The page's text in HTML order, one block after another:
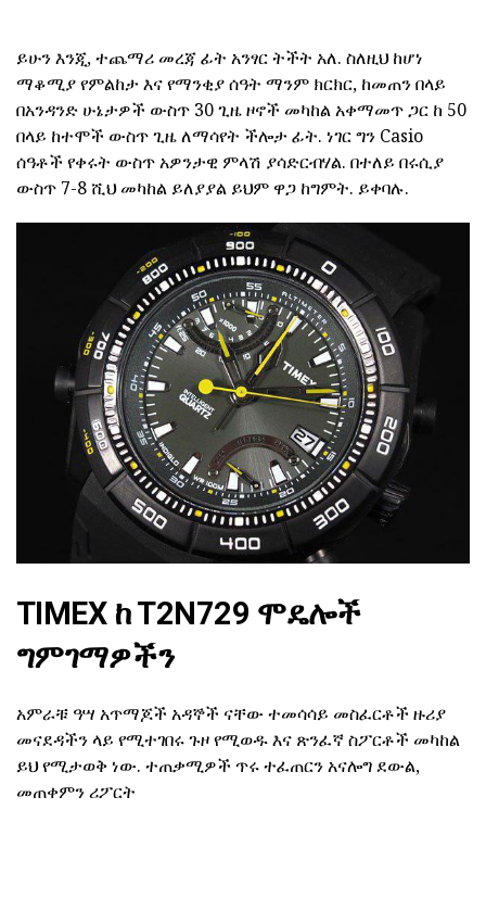
ይሁን እንጂ, ተጨማሪ መረጃ ፊት አንፃር ትችት አለ. ስለዚህ ከሆነ
ማቆሚያ የምልከታ እና የማንቂያ ሰዓት ማንም ክርክር, ከመጠን በላይ
በአንዳንድ ሁኔታዎች ውስጥ 30 ጊዜ ዞኖች መካከል አቀማመጥ ጋር ከ 50
በላይ ከተሞች ውስጥ ጊዜ ለማሳየት ችሎታ ፊት. ነገር ግን Casio
ሰዓቶች የቀሩት ውስጥ አዎንታዊ ምላሽ ያሳድርብሃል. በተለይ በሩሲያ
ውስጥ 7-8 ሺህ መካከል ይለያያል ይህም ዋጋ ከግምት. ይቀባሉ.
TIMEX ከ T2N729 ሞዴሎች
ግምገማዎችን
አምራቹ ዓሣ አጥማጆች አዳኞች ናቸው ተመሳሳይ መስፈርቶች ዙሪያ
መናደዳችን ላይ የሚተገበሩ ጉዞ የሚወዱ እና ጽንፈኛ ስፖርቶች መካከል
ይህ የሚታወቅ ነው. ተጠቃሚዎች ጥሩ ተፈጠርን አናሎግ ደውል,
መጠቀምን ሪፖርት